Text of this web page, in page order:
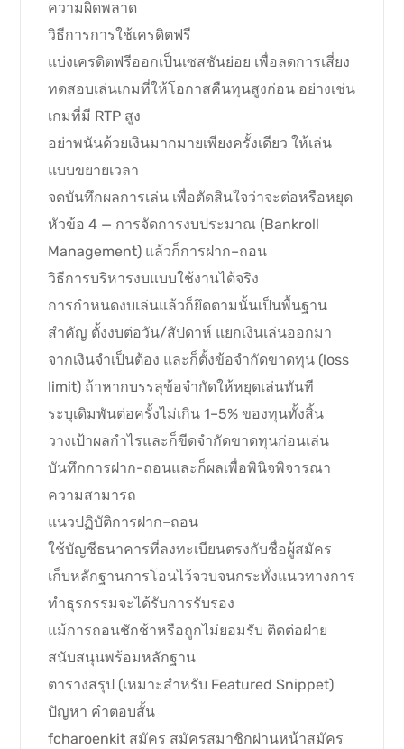
ความผิดพลาด
วิธีการการใช้เครดิตฟรี
แบ่งเครดิตฟรีออกเป็นเซสชันย่อย เพื่อลดการเสี่ยง
ทดสอบเล่นเกมที่ให้โอกาสคืนทุนสูงก่อน อย่างเช่น
เกมที่มี RTP สูง
อย่าพนันด้วยเงินมากมายเพียงครั้งเดียว ให้เล่น
แบบขยายเวลา
จดบันทึกผลการเล่น เพื่อตัดสินใจว่าจะต่อหรือหยุด
หัวข้อ 4 — การจัดการงบประมาณ (Bankroll
Management) แล้วก็การฝาก–ถอน
วิธีการบริหารงบแบบใช้งานได้จริง
การกำหนดงบเล่นแล้วก็ยึดตามนั้นเป็นพื้นฐาน
สำคัญ ตั้งงบต่อวัน/สัปดาห์ แยกเงินเล่นออกมา
จากเงินจำเป็นต้อง และก็ตั้งข้อจำกัดขาดทุน (loss
limit) ถ้าหากบรรลุข้อจำกัดให้หยุดเล่นทันที
ระบุเดิมพันต่อครั้งไม่เกิน 1–5% ของทุนทั้งสิ้น
วางเป้าผลกำไรและก็ขีดจำกัดขาดทุนก่อนเล่น
บันทึกการฝาก-ถอนและก็ผลเพื่อพินิจพิจารณา
ความสามารถ
แนวปฏิบัติการฝาก–ถอน
ใช้บัญชีธนาคารที่ลงทะเบียนตรงกับชื่อผู้สมัคร
เก็บหลักฐานการโอนไว้จวบจนกระทั่งแนวทางการ
ทำธุรกรรมจะได้รับการรับรอง
แม้การถอนชักช้าหรือถูกไม่ยอมรับ ติดต่อฝ่าย
สนับสนุนพร้อมหลักฐาน
ตารางสรุป (เหมาะสำหรับ Featured Snippet)
ปัญหา คำตอบสั้น
fcharoenkit สมัคร สมัครสมาชิกผ่านหน้าสมัคร